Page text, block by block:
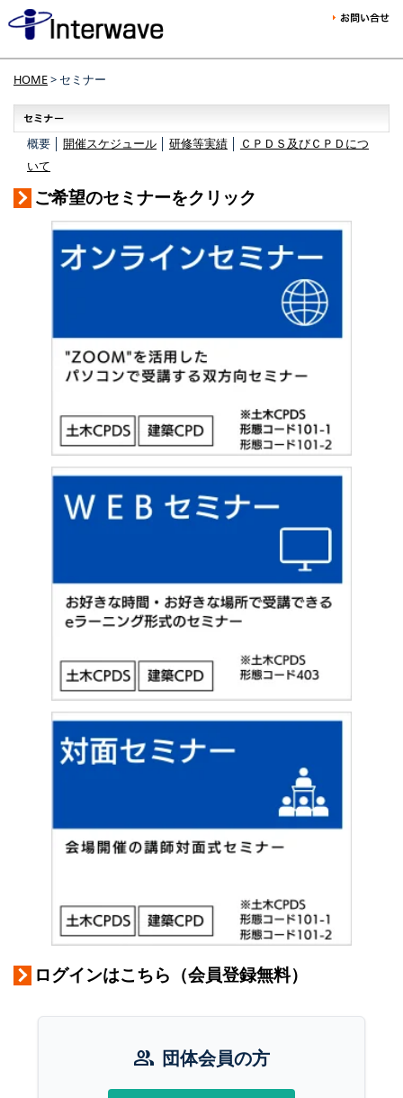
HOME> セミナー
概要 │ 開催スケジュール 研修等実績
ＣＰＤＳ及びＣＰＤにつ
いて
ご希望のセミナーをクリック
ログインはこちら（会員登録無料）
group 団体会員の方